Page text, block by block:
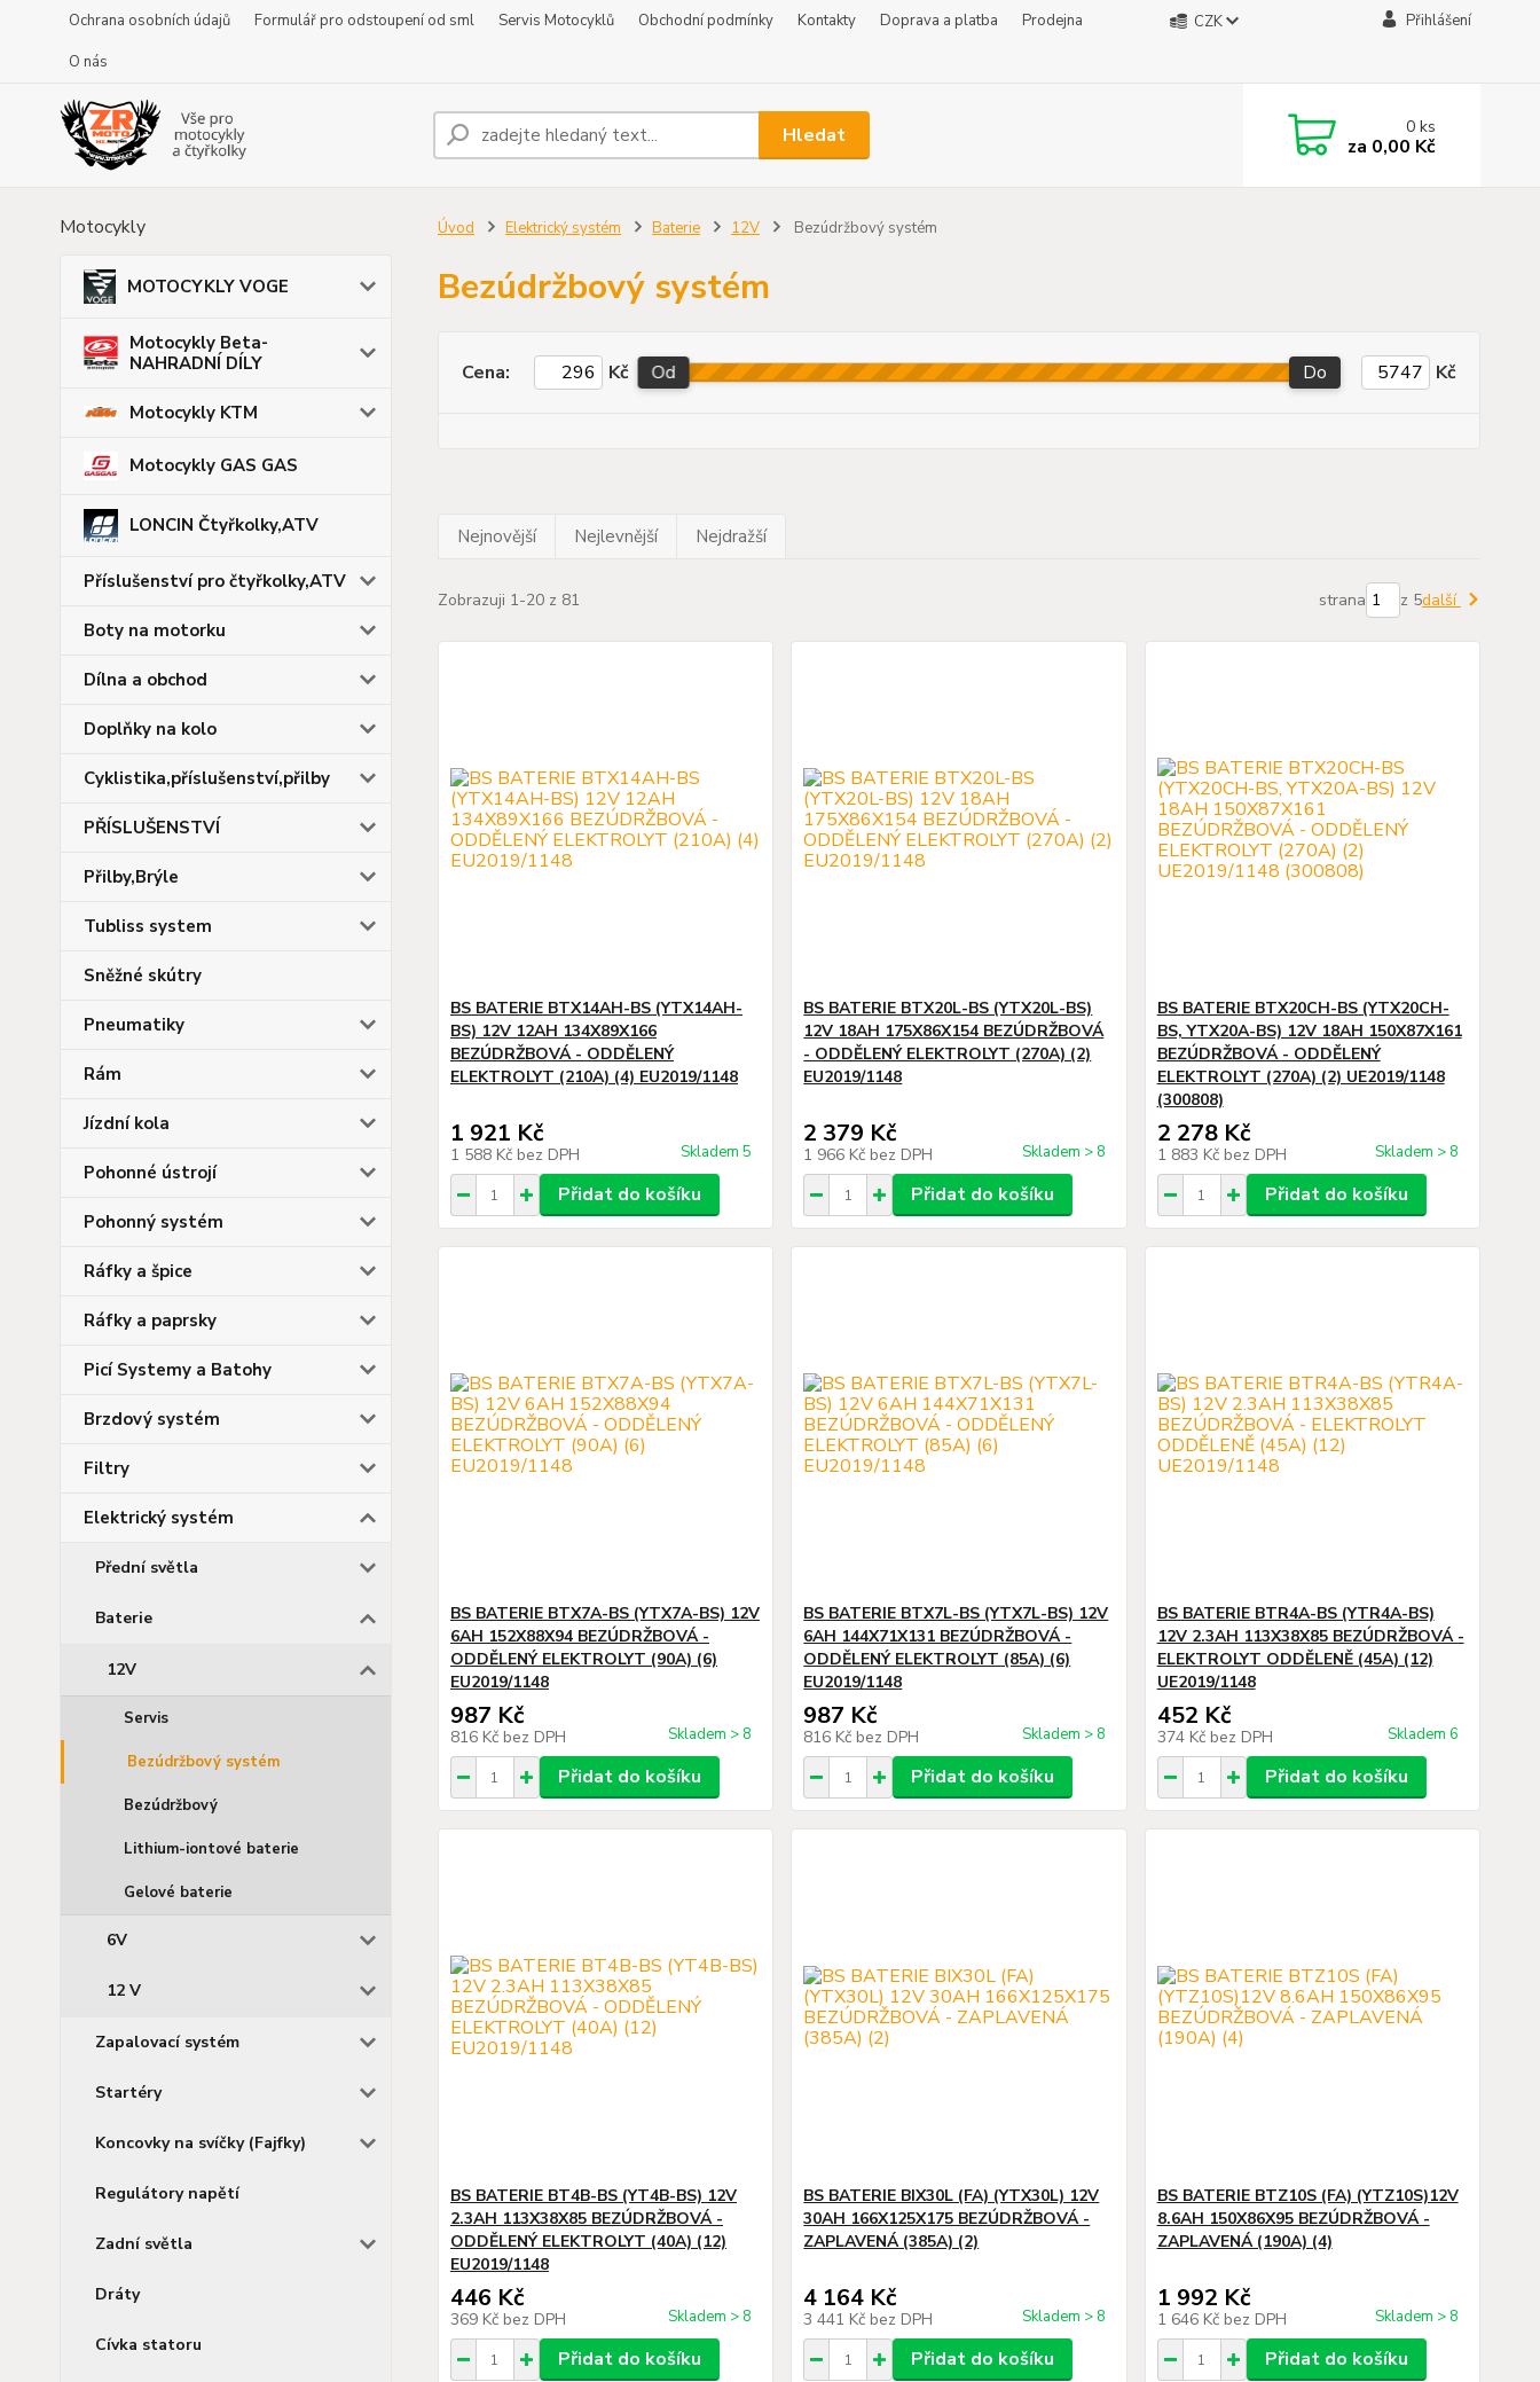
Ochrana osobních údajů Formulář pro odstoupení od sml Servis Motocyklů Obchodní podmínky Kontakty Doprava a platba
Prodejna
O nás
CZK Přihlášení
Hledat 0ks
za 0,00 Kč
Motocykly
MOTOCYKLY VOGE
Motocykly Beta-
NAHRADNÍ DÍLY
Motocykly KTM
Motocykly GAS GAS
LONCIN Čtyřkolky,ATV
Příslušenství pro čtyřkolky,ATV
Boty na motorku
Dílna a obchod
Doplňky na kolo
Cyklistika,příslušenství,přilby
PŘÍSLUŠENSTVÍ
Přilby,Brýle
Tubliss system
Sněžné skútry
Pneumatiky
Rám
Jízdní kola
Pohonné ústrojí
Pohonný systém
Ráfky a špice
Ráfky a paprsky
Picí Systemy a Batohy
Brzdový systém
Filtry
Elektrický systém
Přední světla
Baterie
12V
Servis
Bezúdržbový systém
Bezúdržbový
Lithium-iontové baterie
Gelové baterie
6V
12 V
Zapalovací systém
Startéry
Koncovky na svíčky (Fajfky)
Regulátory napětí
Zadní světla
Dráty
Cívka statoru
Úvod Elektrický systém Baterie 12V Bezúdržbový systém
Bezúdržbový systém
Cena: Kč Od Do Kč
Nejnovější Nejlevnější Nejdražší
Zobrazuji 1-20 z 81 strana z 5další
BS BATERIE BTX14AH-BS (YTX14AH-
BS) 12V 12AH 134X89X166
BEZÚDRŽBOVÁ - ODDĚLENÝ
ELEKTROLYT (210A) (4) EU2019/1148
1 921 Kč
1 588 Kč bez DPH Skladem 5
Přidat do košíku
BS BATERIE BTX20L-BS (YTX20L-BS)
12V 18AH 175X86X154 BEZÚDRŽBOVÁ
- ODDĚLENÝ ELEKTROLYT (270A) (2)
EU2019/1148
2 379 Kč
1 966 Kč bez DPH Skladem > 8
Přidat do košíku
BS BATERIE BTX20CH-BS (YTX20CH-
BS, YTX20A-BS) 12V 18AH 150X87X161
BEZÚDRŽBOVÁ - ODDĚLENÝ
ELEKTROLYT (270A) (2) UE2019/1148
(300808)
2 278 Kč
1 883 Kč bez DPH Skladem > 8
Přidat do košíku
BS BATERIE BTX7A-BS (YTX7A-BS) 12V
6AH 152X88X94 BEZÚDRŽBOVÁ -
ODDĚLENÝ ELEKTROLYT (90A) (6)
EU2019/1148
987 Kč
816 Kč bez DPH Skladem > 8
Přidat do košíku
BS BATERIE BTX7L-BS (YTX7L-BS) 12V
6AH 144X71X131 BEZÚDRŽBOVÁ -
ODDĚLENÝ ELEKTROLYT (85A) (6)
EU2019/1148
987 Kč
816 Kč bez DPH Skladem > 8
Přidat do košíku
BS BATERIE BTR4A-BS (YTR4A-BS)
12V 2.3AH 113X38X85 BEZÚDRŽBOVÁ -
ELEKTROLYT ODDĚLENĚ (45A) (12)
UE2019/1148
452 Kč
374 Kč bez DPH Skladem 6
Přidat do košíku
BS BATERIE BT4B-BS (YT4B-BS) 12V
2.3AH 113X38X85 BEZÚDRŽBOVÁ -
ODDĚLENÝ ELEKTROLYT (40A) (12)
EU2019/1148
446 Kč
369 Kč bez DPH Skladem > 8
Přidat do košíku
BS BATERIE BIX30L (FA) (YTX30L) 12V
30AH 166X125X175 BEZÚDRŽBOVÁ -
ZAPLAVENÁ (385A) (2)
4 164 Kč
3 441 Kč bez DPH Skladem > 8
Přidat do košíku
BS BATERIE BTZ10S (FA) (YTZ10S)12V
8.6AH 150X86X95 BEZÚDRŽBOVÁ -
ZAPLAVENÁ (190A) (4)
1 992 Kč
1 646 Kč bez DPH Skladem > 8
Přidat do košíku